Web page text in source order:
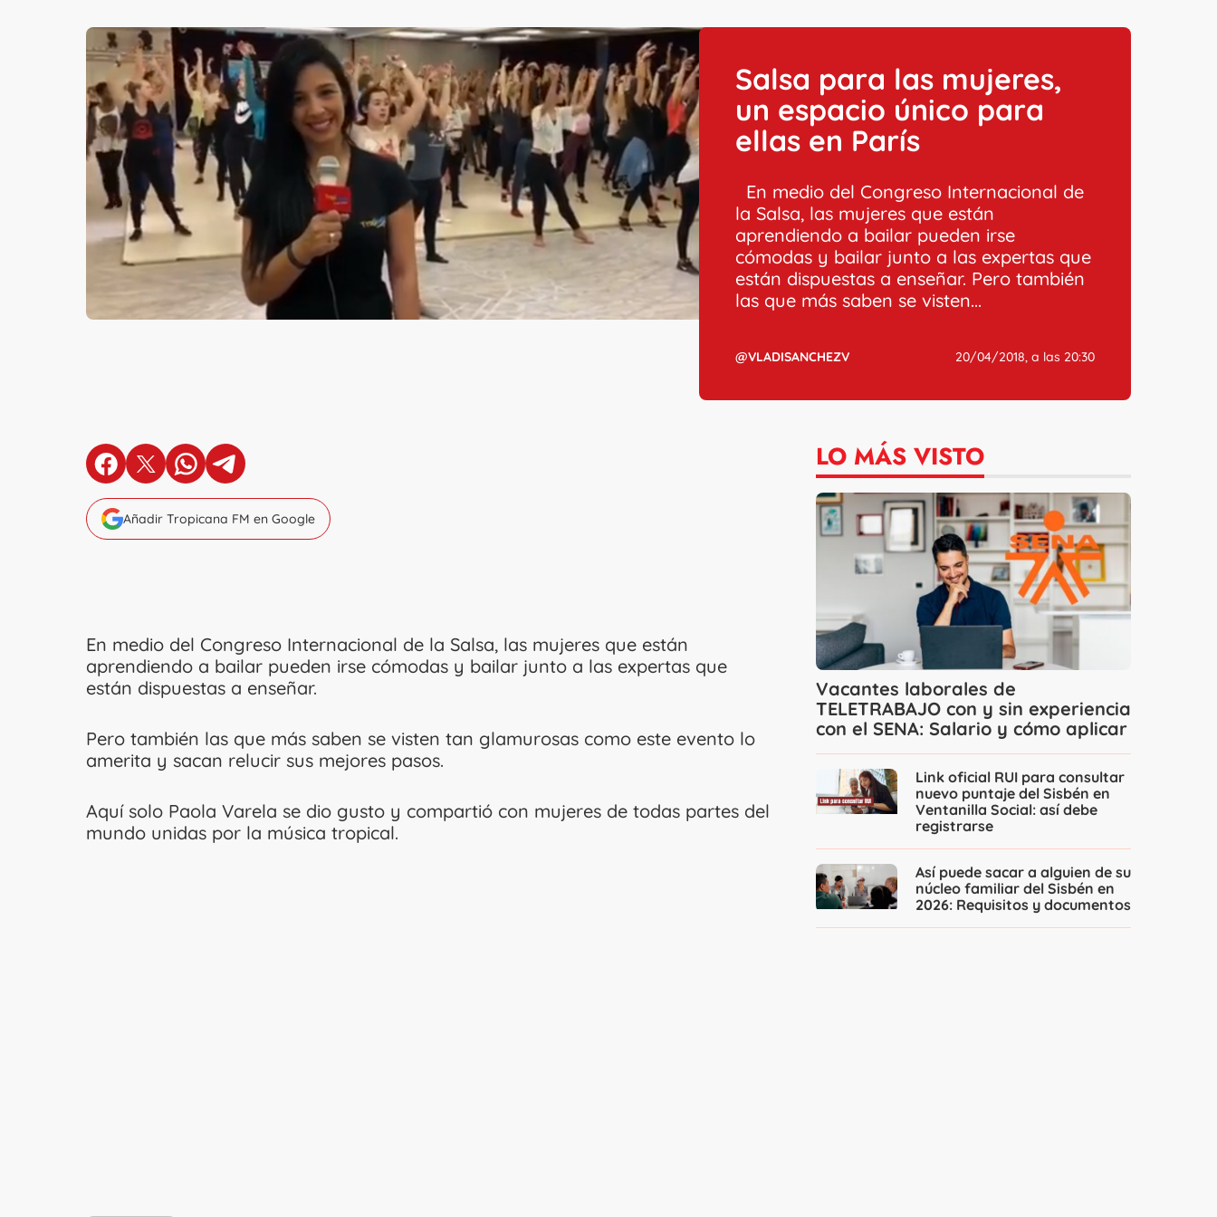
Salsa para las mujeres,
un espacio único para
ellas en París
En medio del Congreso Internacional de
la Salsa, las mujeres que están
aprendiendo a bailar pueden irse
cómodas y bailar junto a las expertas que
están dispuestas a enseñar. Pero también
las que más saben se visten...
@VLADISANCHEZV 20/04/2018, a las 20:30
en Facebook
en X en Whatsapp
en Telegram
Añadir Tropicana FM en Google
En medio del Congreso Internacional de la Salsa, las mujeres que están
aprendiendo a bailar pueden irse cómodas y bailar junto a las expertas que
están dispuestas a enseñar.
Pero también las que más saben se visten tan glamurosas como este evento lo
amerita y sacan relucir sus mejores pasos.
Aquí solo Paola Varela se dio gusto y compartió con mujeres de todas partes del
mundo unidas por la música tropical.
LO MÁS VISTO
Vacantes laborales de
TELETRABAJO con y sin experiencia
con el SENA: Salario y cómo aplicar
Link oficial RUI para consultar
nuevo puntaje del Sisbén en
Ventanilla Social: así debe
registrarse
Así puede sacar a alguien de su
núcleo familiar del Sisbén en
2026: Requisitos y documentos